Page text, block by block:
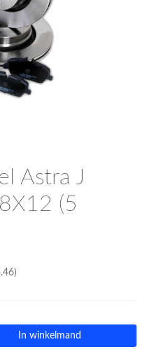
Astra J
(5
)
In winkelmand